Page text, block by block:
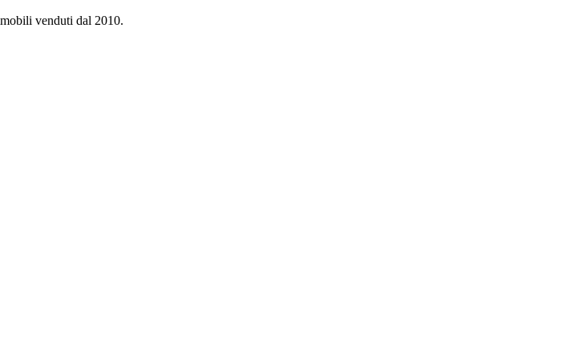
venduti dal 2010.